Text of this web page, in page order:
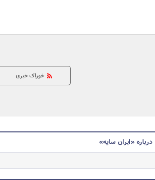
جستجو
خوراک خبری
درباره «ایران سایه»